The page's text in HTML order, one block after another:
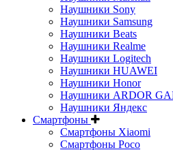
Наушники Sony
Наушники Samsung
Наушники Beats
Наушники Realme
Наушники Logitech
Наушники HUAWEI
Наушники Honor
Наушники ARDOR
Наушники Яндекс
Смартфоны
Смартфоны Xiaomi
Смартфоны Poco